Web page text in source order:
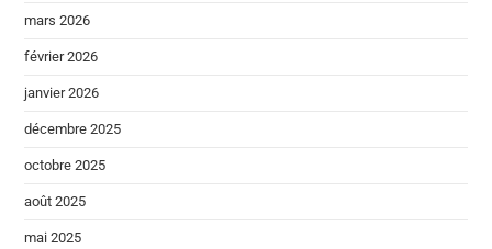
mars 2026
février 2026
janvier 2026
décembre 2025
octobre 2025
août 2025
mai 2025